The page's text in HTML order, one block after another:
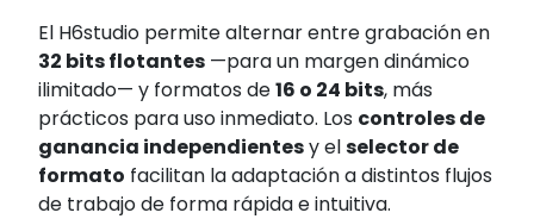
El H6studio permite alternar entre grabación en
32 bits flotantes —para un margen dinámico
ilimitado— y formatos de16 o 24 bits, más
prácticos para uso inmediato. Los controles de
ganancia independientesy elselector de
formato facilitan la adaptación a distintos flujos
de trabajo de forma rápida e intuitiva.